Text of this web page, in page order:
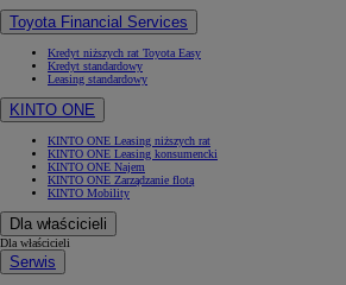
Toyota Financial Services
Kredyt niższych rat Toyota Easy
Kredyt standardowy
Leasing standardowy
KINTO ONE
KINTO ONE Leasing niższych rat
KINTO ONE Leasing konsumencki
KINTO ONE Najem
KINTO ONE Zarządzanie flotą
KINTO Mobility
Dla właścicieli
Dla właścicieli
Serwis